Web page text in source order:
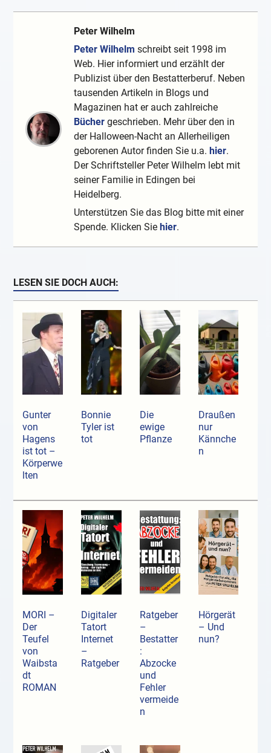
Peter Wilhelm
Peter Wilhelm schreibt seit 1998 im
Web. Hier informiert und erzählt der
Publizist über den Bestatterberuf. Neben
tausenden Artikeln in Blogs und
Magazinen hat er auch zahlreiche
Bücher geschrieben. Mehr über den in
der Halloween-Nacht an Allerheiligen
geborenen Autor finden Sie u.a. hier.
Der Schriftsteller Peter Wilhelm lebt mit
seiner Familie in Edingen bei
Heidelberg.
Unterstützen Sie das Blog bitte mit einer
Spende. Klicken Sie hier.
LESEN SIE DOCH AUCH:
Gunter
von
Hagens
ist tot –
Körperwe
lten
Bonnie
Tyler ist
tot
Die
ewige
Pflanze
Draußen
nur
Kännche
n
MORI –
Der
Teufel
von
Waibsta
dt
ROMAN
Digitaler
Tatort
Internet
–
Ratgeber
Ratgeber
–
Bestatter
:
Abzocke
und
Fehler
vermeide
n
Hörgerät
– Und
nun?